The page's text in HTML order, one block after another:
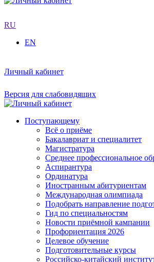
RU
EN
Личный кабинет
Версия для слабовидящих
Поступающему
Всё о приёме
Бакалавриат и специалитет
Магистратура
Среднее профессиональное
Аспирантура
Ординатура
Иностранным абитуриентам
Международная олимпиада
Подобрать направление
Гид по специальностям
Новости приёмной кампании
Профориентация 2026
Целевое обучение
Подготовительные курсы
Российско-китайский